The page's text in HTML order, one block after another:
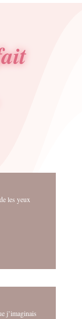
les yeux
j’imaginais